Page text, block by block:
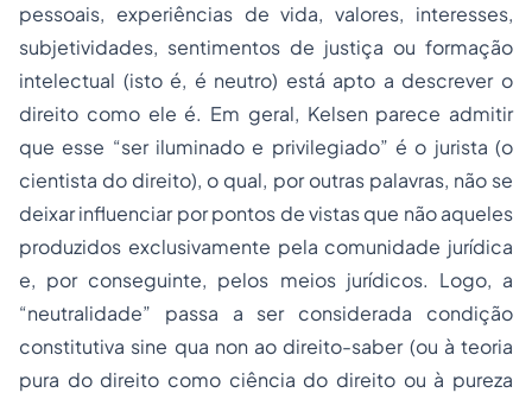
pessoais, experiências de vida, valores, interesses,
subjetividades, sentimentos de justiça ou formação
intelectual (isto é, é neutro) está apto a descrever o
direito como ele é. Em geral, Kelsen parece admitir
que esse “ser iluminado e privilegiado” é o jurista (o
cientista do direito), o qual, por outras palavras, não se
deixar influenciar por pontos de vistas que não aqueles
produzidos exclusivamente pela comunidade jurídica
e, por conseguinte, pelos meios jurídicos. Logo, a
“neutralidade” passa a ser considerada condição
constitutiva sine qua non ao direito-saber (ou à teoria
pura do direito como ciência do direito ou à pureza